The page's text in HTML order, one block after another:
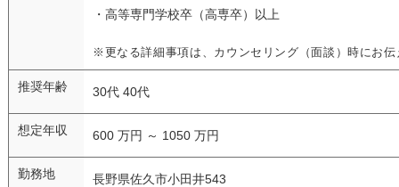
・高等専門学校卒（高専卒）以上
※更なる詳細事項は、カウンセリング（面談）時にお伝
推奨年齢 30代 40代
想定年収 600 万円 ～ 1050 万円
勤務地 長野県佐久市小田井543